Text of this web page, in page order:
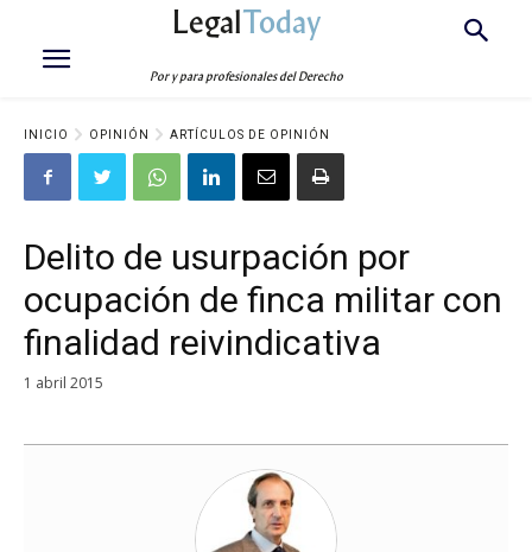
LegalToday
Por y para profesionales del Derecho
INICIO OPINIÓN ARTÍCULOS DE OPINIÓN
Delito de usurpación por
ocupación de finca militar con
finalidad reivindicativa
1 abril 2015